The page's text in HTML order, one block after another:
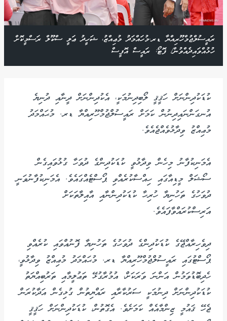
ރައީސުލްޖުމްހޫރިއްޔާ ޑރ.މުހައްމަދު މުޢިއްޒު، ޝަހީދު ޢަލީ ސްކޫލް ރަސްމީކޮށް
ހުޅުއްވައިދެއްވުން/ ފޮޓޯ: ރައީސް އޮފީސް
ކުޑަކުދިންނަށް ހަޤީޤީ ލޯބިދިނުމަކީ، އެކުދިންނަށް ދީނާއި ދުނިޔެ
އުނގަންނައިދިނުން ކަމަށް ރައީސުލްޖުމްހޫރިއްޔާ ޑރ. މުޙައްމަދު
މުޢިއްޒު ވިދާޅުވެއްޖެއެވެ.
އެމަނިކުފާނު މިހެން ވިދާޅުވީ ކުޑަކުދިންގެ ދުވަހާ ގުޅުވައިގެން
ސޯޝަލް މީޑިއާގައި ހިއްސާކުރެއްވި ޕޯސްޓެއްގައެވެ. އެމަނިކުފާނުވަނީ
ދުވަހުގެ ތަހުނިޔާ ހުރިހާ ކުޑަކުދިންނާއި އާއިލާތަކަށް
އަރިސްކުރައްވާފައެވެ.
ދިވެހިރާއްޖޭގެ ކުޑަކުދިންގެ ދުވަހުގެ ތަހުނިޔާ ފޮނުއްވައި ކުރެއްވި
ޕޯސްޓުގައި ރައީސުލްޖުމްހޫރިއްޔާ ޑރ. މުޙައްމަދު މުޢިއްޒު ވިދާޅުވީ،
ހެދިބޮޑުވަމުން އަންނަ ވަރަކަށް، އުމުރާގުޅޭ ތަޢުލީމާއި ތަރުބިއްޔަތު
ކުޑަކުދިންނަށް ދިނުމަކީ ސަރުކާރާއި ރައްޔިތުން ގުޅިގެން އަދާކުރަން
ޖެހޭ ޤައުމީ ޒިންމާއެއް ކަމަށެވެ. އެގޮތުން، ކުޑަކުދިންނަށް ހަޤީޤީ